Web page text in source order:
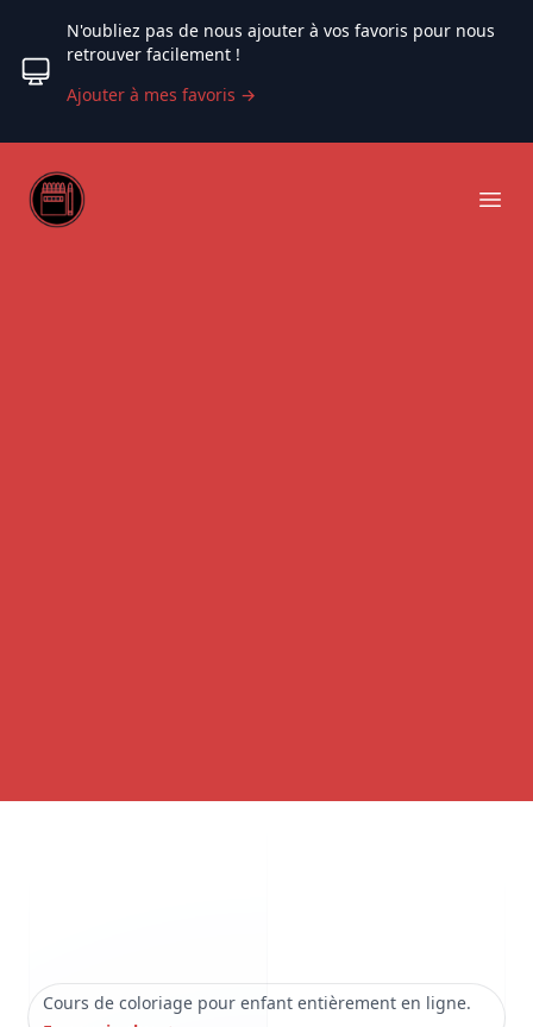
N'oubliez pas de nous ajouter à vos favoris pour nous
retrouver facilement !
Ajouter à mes favoris →
Web coloriage
Cours de coloriage pour enfant entièrement en ligne.